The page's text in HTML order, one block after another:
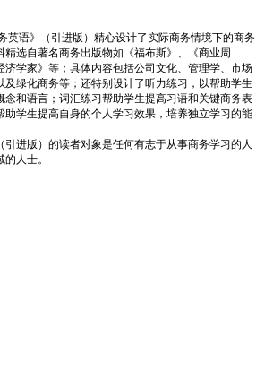
》（引进版）精心设计了实际商务情境下的商务
选自著名商务出版物如《福布斯》、《商业周
济学家》等；具体内容包括公司文化、管理学、市场
绿化商务等；还特别设计了听力练习，以帮助学生
念和语言；词汇练习帮助学生提高习语和关键商务表
助学生提高自身的个人学习效果，培养独立学习的能
版）的读者对象是任何有志于从事商务学习的人
人士。